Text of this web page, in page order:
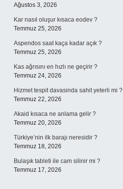
Ağustos 3, 2026
Kar nasıl oluşur kısaca eodev ?
Temmuz 25, 2026
Aspendos saat kaça kadar açık ?
Temmuz 25, 2026
Kas ağrısını en hızlı ne geçirir ?
Temmuz 24, 2026
Hizmet tespit davasinda sahit yeterli mi ?
Temmuz 22, 2026
Akaid kısaca ne anlama gelir ?
Temmuz 20, 2026
Türkiye’nin ilk barajı neresidir ?
Temmuz 18, 2026
Bulaşık tableti ile cam silinir mi ?
Temmuz 17, 2026